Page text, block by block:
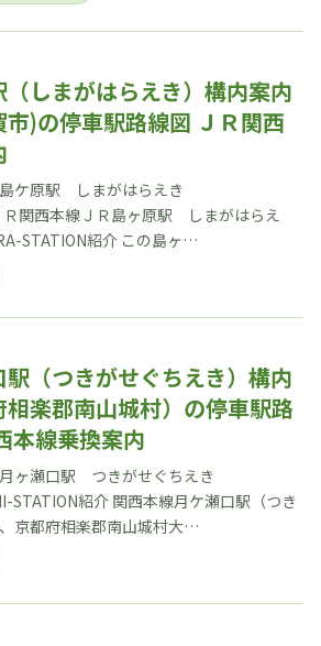
（しまがはらえき）構内案内
市)の停車駅路線図 ＪＲ関西
島ケ原駅 しまがはらえき
Ｒ関西本線ＪＲ島ヶ原駅 しまがはらえ
STATION紹介 この島ヶ…
駅（つきがせぐちえき）構内
楽郡南山城村）の停車駅路
本線乗換案内
月ヶ瀬口駅 つきがせぐちえき
STATION紹介 関西本線月ケ瀬口駅（つき
京都府相楽郡南山城村大…